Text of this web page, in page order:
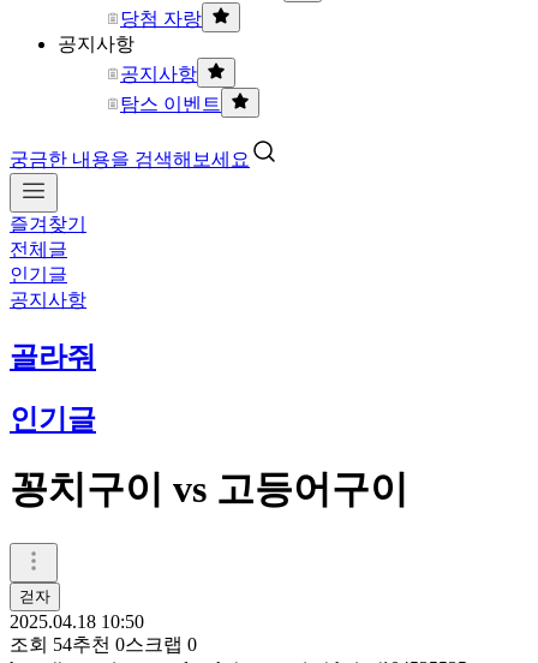
당첨 자랑
공지사항
공지사항
탐스 이벤트
궁금한 내용을 검색해보세요
즐겨찾기
전체글
인기글
공지사항
골라줘
인기글
꽁치구이 vs 고등어구이
걷자
2025.04.18 10:50
조회 54추천 0스크랩 0